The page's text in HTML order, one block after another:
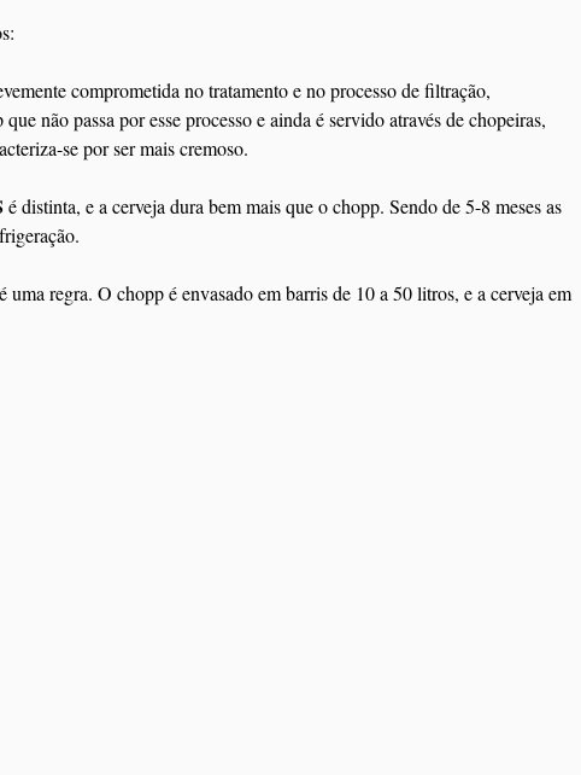
comprometida no tratamento e no processo de filtração,
não passa por esse processo e ainda é servido através de chopeiras,
se por ser mais cremoso.
é distinta, e a cerveja dura bem mais que o chopp. Sendo de 5-8 meses as
uma regra. O chopp é envasado em barris de 10 a 50 litros, e a cerveja em